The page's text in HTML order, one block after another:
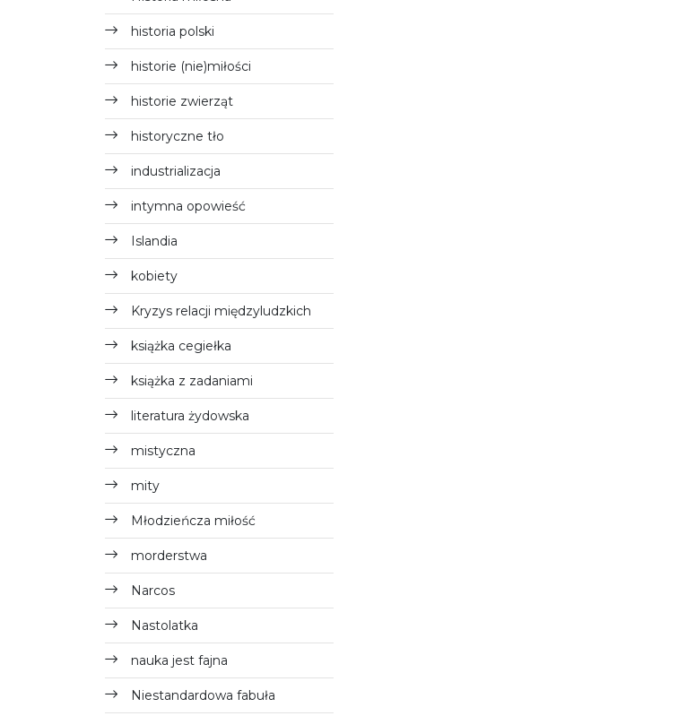
historia polski
historie (nie)miłości
historie zwierząt
historyczne tło
industrializacja
intymna opowieść
Islandia
kobiety
Kryzys relacji międzyludzkich
książka cegiełka
książka z zadaniami
literatura żydowska
mistyczna
mity
Młodzieńcza miłość
morderstwa
Narcos
Nastolatka
nauka jest fajna
Niestandardowa fabuła